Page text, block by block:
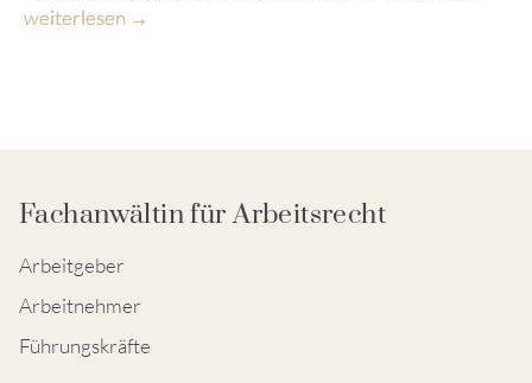
weiterlesen
Fachanwältin für Arbeitsrecht
Arbeitgeber
Arbeitnehmer
Führungskräfte